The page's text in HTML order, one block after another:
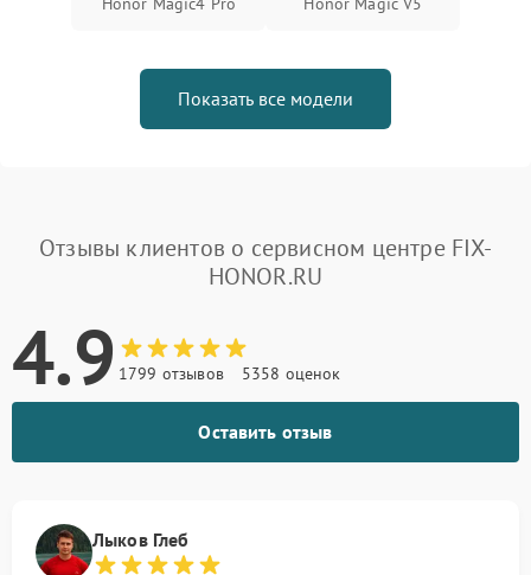
Показать все модели
Отзывы клиентов о сервисном центре FIX-
HONOR.RU
4.9 1799 отзывов 5358 оценок
Оставить отзыв
Лыков Глеб